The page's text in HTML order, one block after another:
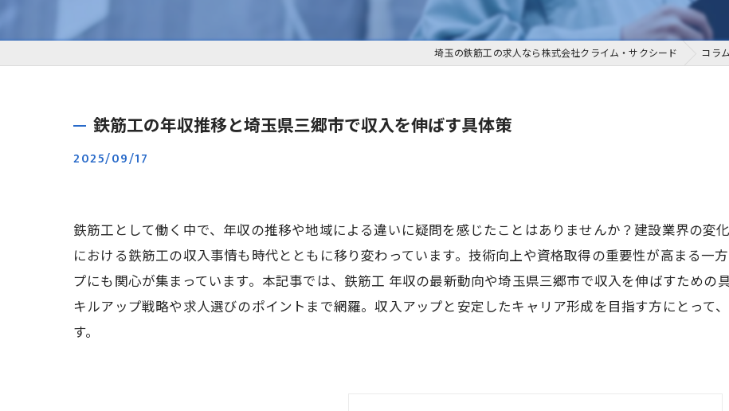
埼玉の鉄筋工の求人なら株式会社クライム・サクシード コラム
鉄筋工の年収推移と埼玉県三郷市で収入を伸ばす具体策
2025/09/17
鉄筋工として働く中で、年収の推移や地域による違いに疑問を感じたことはありませんか？建設業界の変
における鉄筋工の収入事情も時代とともに移り変わっています。技術向上や資格取得の重要性が高まる一
プにも関心が集まっています。本記事では、鉄筋工 年収の最新動向や埼玉県三郷市で収入を伸ばすための
キルアップ戦略や求人選びのポイントまで網羅。収入アップと安定したキャリア形成を目指す方にとって
す。